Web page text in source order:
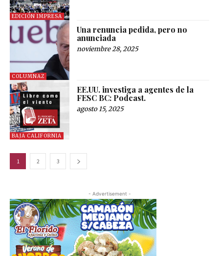
EDICIÓN IMPRESA
COLUMNAZ
Una renuncia pedida, pero no
anunciada
noviembre 28, 2025
BAJA CALIFORNIA
EE.UU. investiga a agentes de la
FESC BC: Podcast.
agosto 15, 2025
1 2 3
- Advertisement -